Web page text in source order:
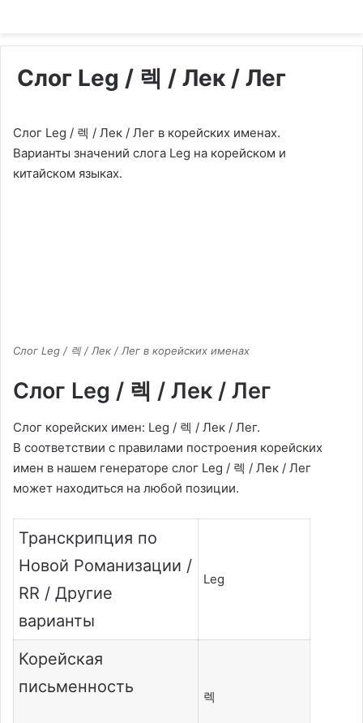
Слог Leg / 렉 / Лек / Лег
Слог Leg / 렉 / Лек / Лег в корейских именах.
Варианты значений слога Leg на корейском и
китайском языках.
Слог Leg / 렉 / Лек / Лег в корейских именах
Слог Leg / 렉 / Лек / Лег
Слог корейских имен: Leg / 렉 / Лек / Лег.
В соответствии с правилами построения корейских
имен в нашем генераторе слог Leg / 렉 / Лек / Лег
может находиться на любой позиции.
Транскрипция по
Новой Романизации /
RR / Другие
варианты
Leg
Корейская
письменность
렉